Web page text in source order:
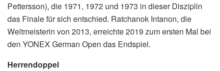
Pettersson), die 1971, 1972 und 1973 in dieser Disziplin
das Finale für sich entschied. Ratchanok Intanon, die
Weltmeisterin von 2013, erreichte 2019 zum ersten Mal bei
den YONEX German Open das Endspiel.
Herrendoppel